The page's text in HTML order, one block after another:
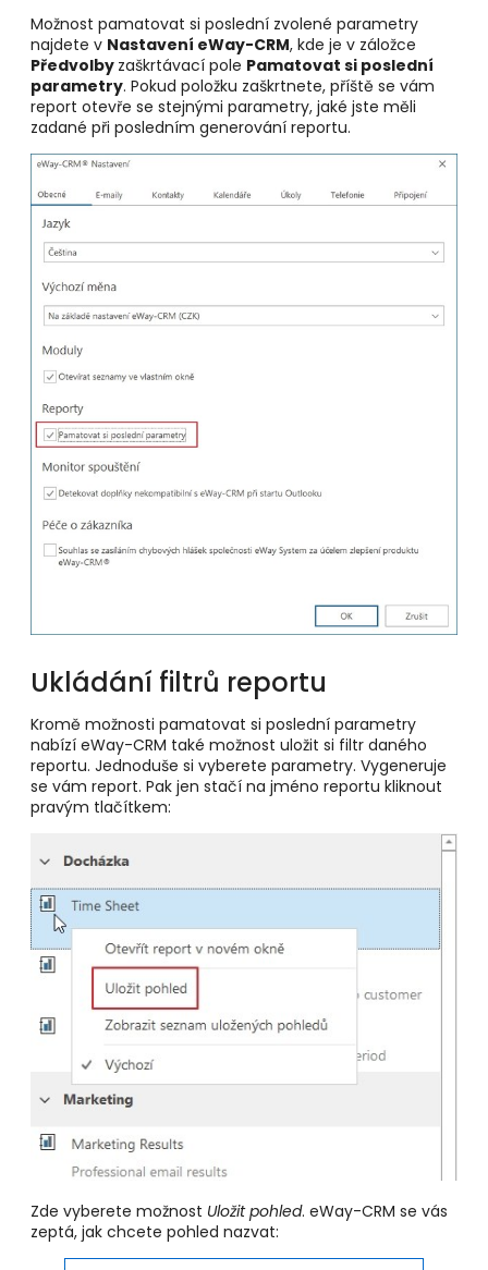
Možnost pamatovat si poslední zvolené parametry
najdete v Nastavení eWay-CRM, kde je v záložce
Předvolby zaškrtávací pole Pamatovat si poslední
parametry. Pokud položku zaškrtnete, příště se vám
report otevře se stejnými parametry, jaké jste měli
zadané při posledním generování reportu.
Ukládání filtrů reportu
Kromě možnosti pamatovat si poslední parametry
nabízí eWay-CRM také možnost uložit si filtr daného
reportu. Jednoduše si vyberete parametry. Vygeneruje
se vám report. Pak jen stačí na jméno reportu kliknout
pravým tlačítkem:
Zde vyberete možnost Uložit pohled. eWay-CRM se vás
zeptá, jak chcete pohled nazvat: